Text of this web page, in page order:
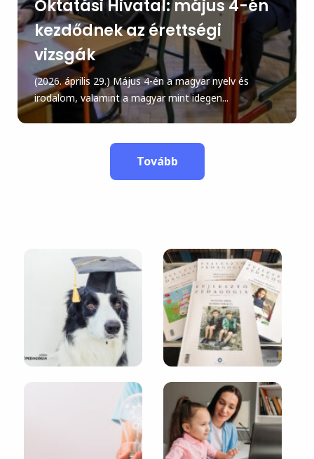
Oktatási Hivatal: május 4-én
kezdődnek az érettségi
vizsgák
(2026. április 29.) Május 4-én a magyar nyelv és
irodalom, valamint a magyar mint idegen...
Tovább